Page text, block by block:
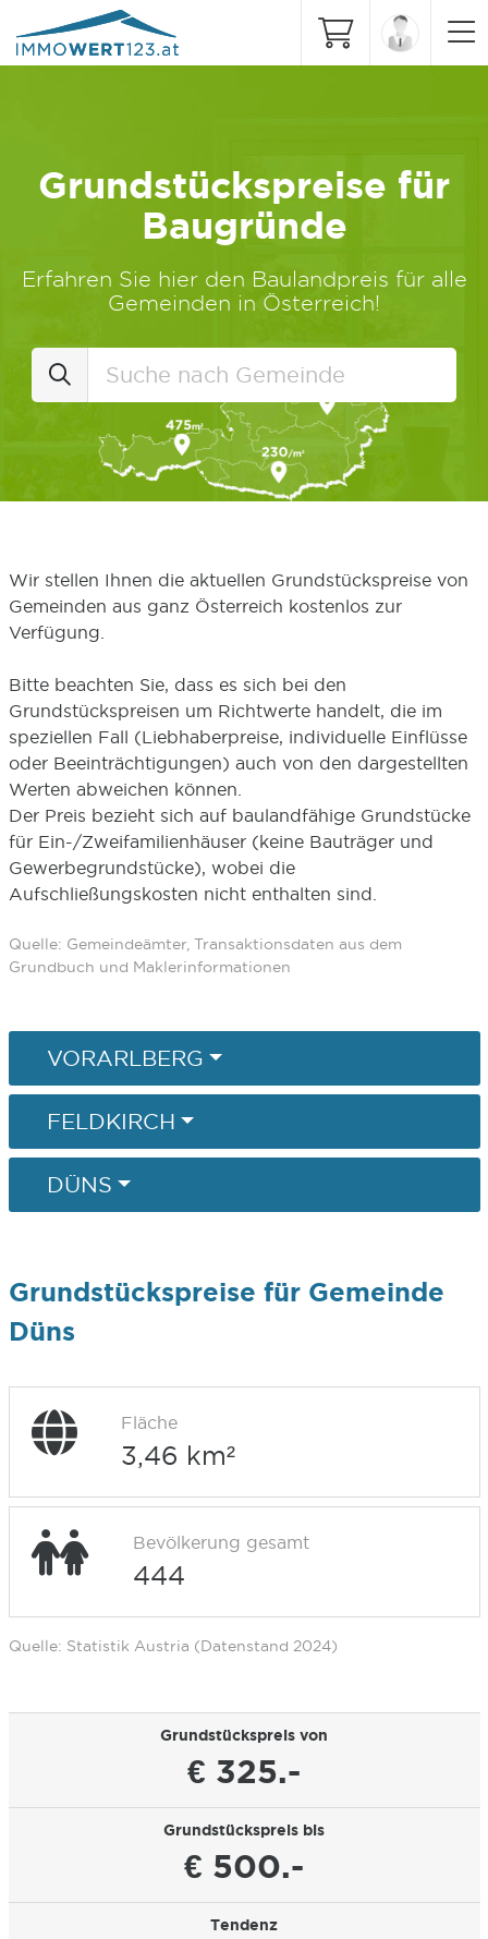
Grundstückspreise für
Baugründe
Erfahren Sie hier den Baulandpreis für alle
Gemeinden in Österreich!
Wir stellen Ihnen die aktuellen Grundstückspreise von
Gemeinden aus ganz Österreich kostenlos zur
Verfügung.
Bitte beachten Sie, dass es sich bei den
Grundstückspreisen um Richtwerte handelt, die im
speziellen Fall (Liebhaberpreise, individuelle Einflüsse
oder Beeinträchtigungen) auch von den dargestellten
Werten abweichen können.
Der Preis bezieht sich auf baulandfähige Grundstücke
für Ein-/Zweifamilienhäuser (keine Bauträger und
Gewerbegrundstücke), wobei die
Aufschließungskosten nicht enthalten sind.
Quelle: Gemeindeämter, Transaktionsdaten aus dem
Grundbuch und Maklerinformationen
VORARLBERG
FELDKIRCH
DÜNS
Grundstückspreise für Gemeinde
Düns
Fläche
3,46 km²
Bevölkerung gesamt
444
Quelle: Statistik Austria (Datenstand 2024)
Grundstückspreis von
€ 325.-
Grundstückspreis bis
€ 500.-
Tendenz